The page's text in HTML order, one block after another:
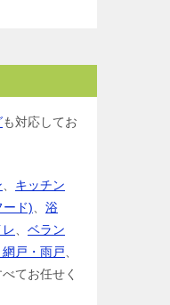
も対応してお
キッチン
ード)
浴
レ
ベラン
戸・雨戸
てお任せく